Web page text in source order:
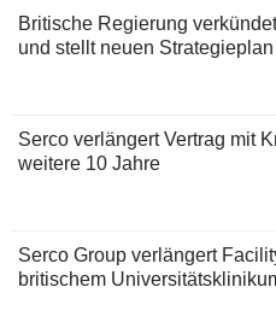
Britische Regierung
und stellt neuen
Serco verlängert Vertrag mit
weitere 10 Jahre
Serco Group verlängert
britischem